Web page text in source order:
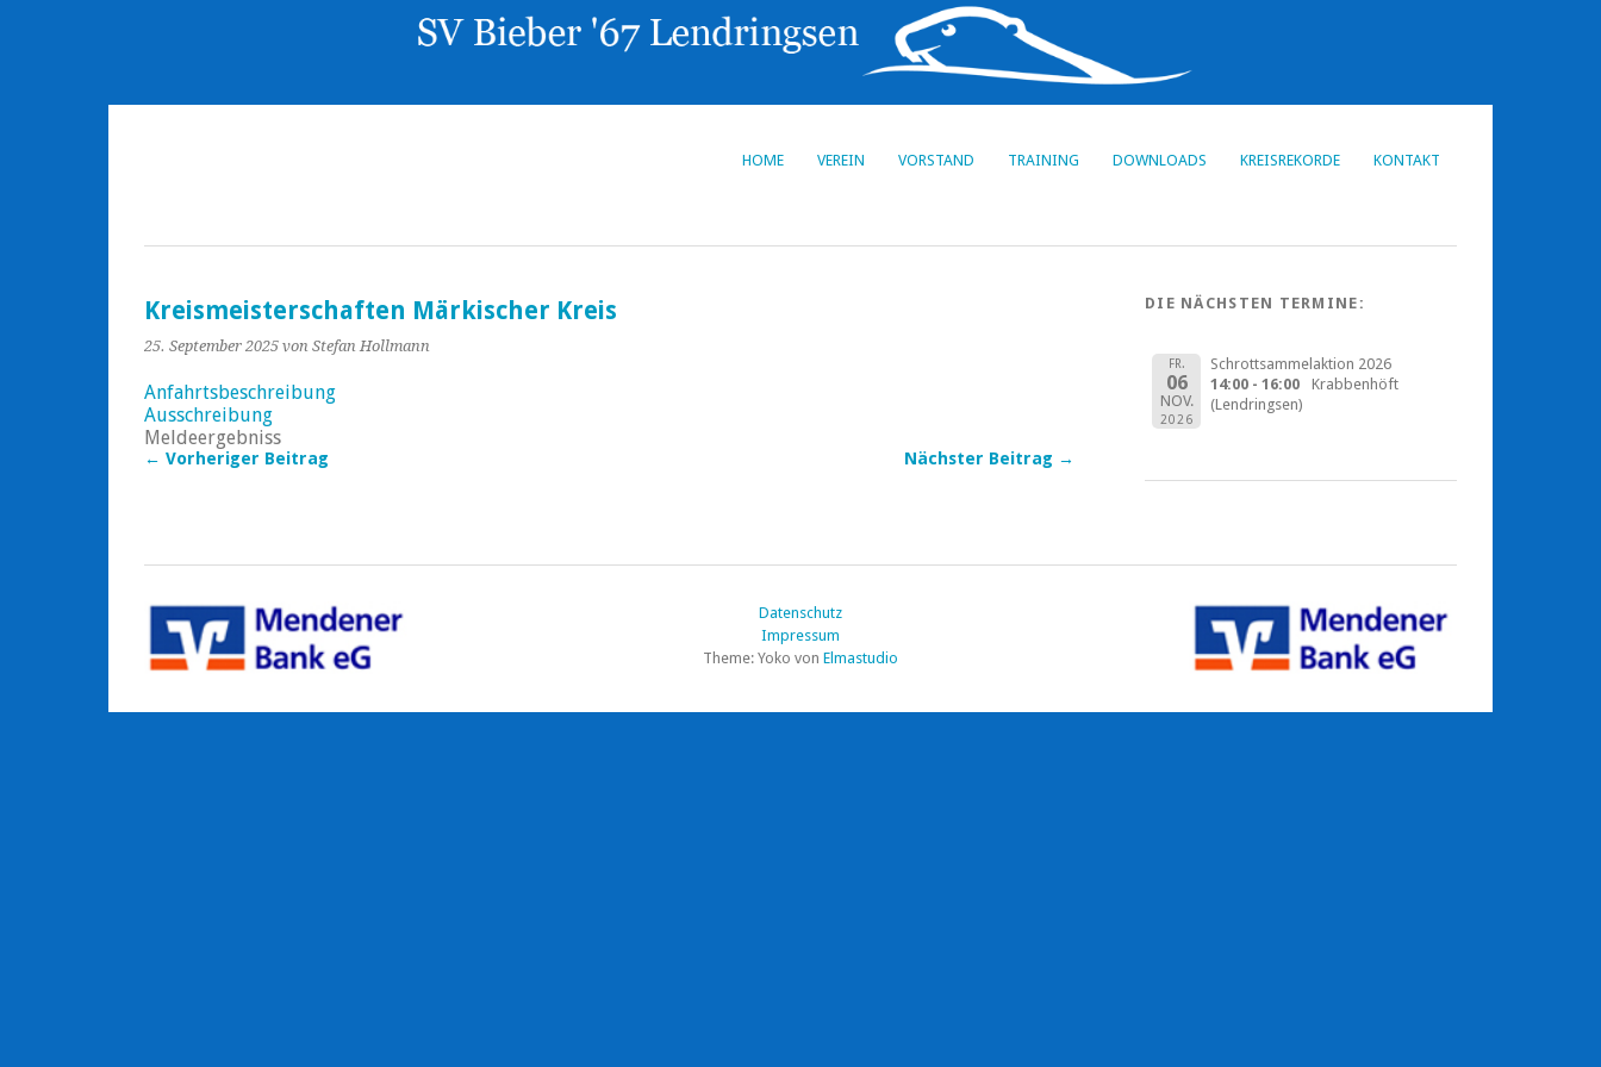
HOME VEREIN VORSTAND TRAINING DOWNLOADS KREISREKORDE KONTAKT
Kreismeisterschaften Märkischer Kreis
25. September 2025 von Stefan Hollmann
Anfahrtsbeschreibung
Ausschreibung
Meldeergebniss
← Vorheriger Beitrag Nächster Beitrag →
DIE NÄCHSTEN TERMINE:
FR.
06
NOV.
2026
Schrottsammelaktion 2026
14:00 - 16:00
Krabbenhöft
(Lendringsen)
Datenschutz
Impressum
Theme: Yoko von Elmastudio